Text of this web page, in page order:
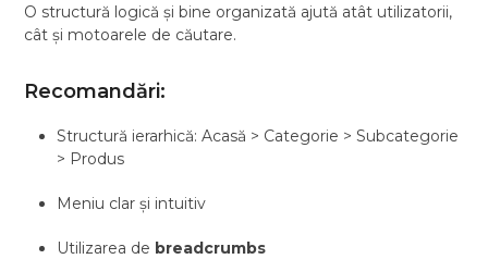
O structură logică și bine organizată ajută atât utilizatorii,
cât și motoarele de căutare.
Recomandări:
Structură ierarhică: Acasă > Categorie > Subcategorie
> Produs
Meniu clar și intuitiv
Utilizarea de breadcrumbs